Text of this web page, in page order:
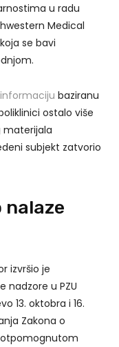
u radu
Medical
se bavi
baziranu
ostalo više
materijala
subjekt zatvorio
nalaze
izvršio je
nadzore u PZU
13. oktobra i 16.
Zakona o